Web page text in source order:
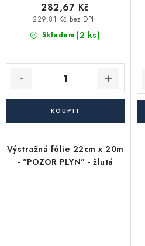
Skladem (2 ks)
229,81 Kč bez DPH
282,67 Kč
Výstražná fólie 22cm x 20m
- "POZOR PLYN" - žlutá